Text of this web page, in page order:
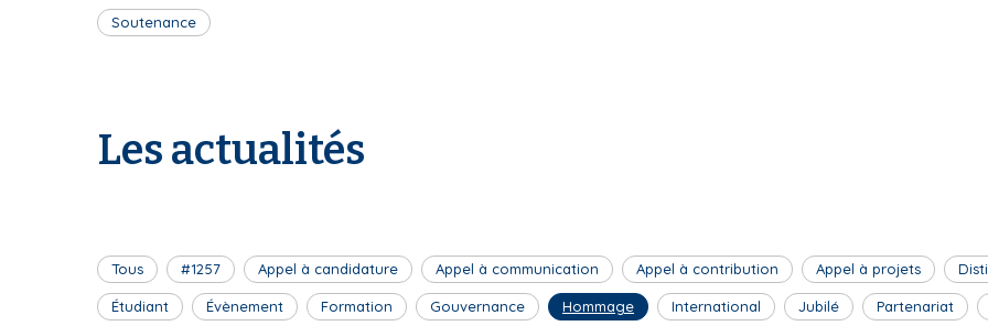
Soutenance
Les actualités
Tous #1257 Appel à candidature Appel à communication Appel à contribution Appel à projets
Étudiant Évènement Formation Gouvernance Hommage International Jubilé Partenariat